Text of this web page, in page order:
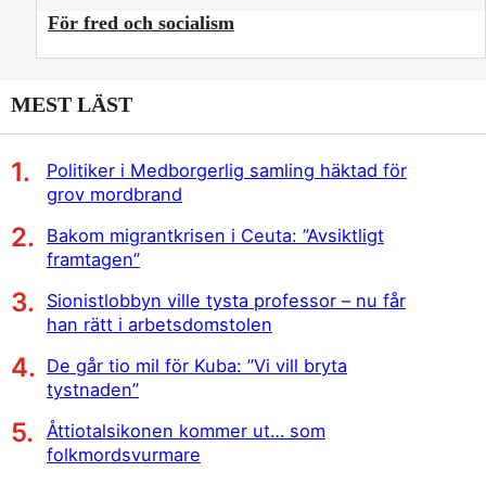
För fred och socialism
MEST LÄST
Politiker i Medborgerlig samling häktad för
grov mordbrand
Bakom migrantkrisen i Ceuta: ”Avsiktligt
framtagen”
Sionistlobbyn ville tysta professor – nu får
han rätt i arbetsdomstolen
De går tio mil för Kuba: ”Vi vill bryta
tystnaden”
Åttiotalsikonen kommer ut… som
folkmordsvurmare